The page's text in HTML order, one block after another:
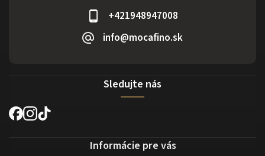
+421948947008
info@mocafino.sk
Sledujte nás
Informácie pre vás